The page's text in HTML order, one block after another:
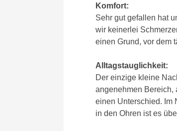
Komfort:
Sehr gut gefallen hat
wir keinerlei
einen Grund, vor dem
Alltagstauglichkeit:
Der einzige kleine
angenehmen Bereich,
einen Unterschied. Im
in den Ohren ist es